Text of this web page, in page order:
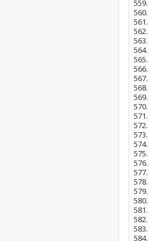
559.
560.
561.
562.
563.
564.
565.
566.
567.
568.
569.
570.
571.
572.
573.
574.
575.
576.
577.
578.
579.
580.
581.
582.
583.
584.